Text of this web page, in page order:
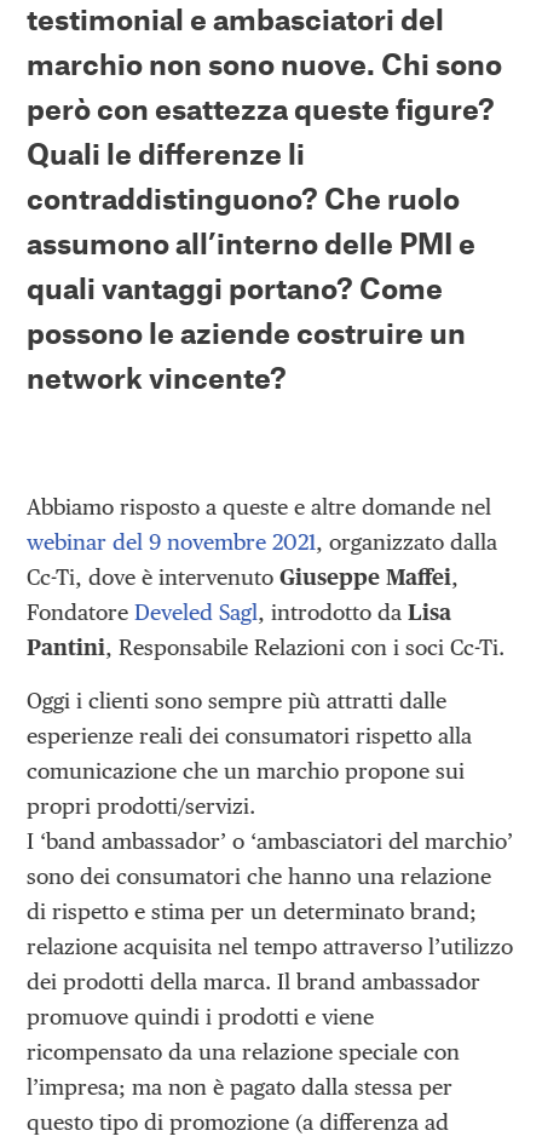
testimonial e ambasciatori del
marchio non sono nuove. Chi sono
però con esattezza queste figure?
Quali le differenze li
contraddistinguono? Che ruolo
assumono all’interno delle PMI e
quali vantaggi portano? Come
possono le aziende costruire un
network vincente?
Abbiamo risposto a queste e altre domande nel
webinar del 9 novembre 2021, organizzato dalla
Cc-Ti, dove è intervenutoGiuseppe Maffei,
FondatoreDeveled Sagl, introdotto daLisa
Pantini, Responsabile Relazioni con i soci Cc-Ti.
Oggi i clienti sono sempre più attratti dalle
esperienze reali dei consumatori rispetto alla
comunicazione che un marchio propone sui
propri prodotti/servizi.
I ‘band ambassador’ o ‘ambasciatori del marchio’
sono dei consumatori che hanno una relazione
di rispetto e stima per un determinato brand;
relazione acquisita nel tempo attraverso l’utilizzo
dei prodotti della marca. Il brand ambassador
promuove quindi i prodotti e viene
ricompensato da una relazione speciale con
l’impresa; ma non è pagato dalla stessa per
questo tipo di promozione (a differenza ad